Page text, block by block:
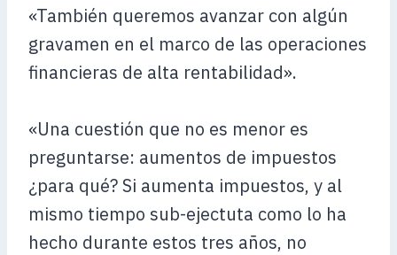
«También queremos avanzar con algún
gravamen en el marco de las operaciones
financieras de alta rentabilidad».
«Una cuestión que no es menor es
preguntarse: aumentos de impuestos
¿para qué? Si aumenta impuestos, y al
mismo tiempo sub-ejectuta como lo ha
hecho durante estos tres años, no